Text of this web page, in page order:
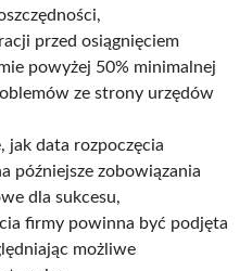
przed osiągnięciem
powyżej 50% minimalnej
ze strony urzędów
jak data rozpoczęcia
późniejsze zobowiązania
dla sukcesu,
firmy powinna być podjęta
możliwe